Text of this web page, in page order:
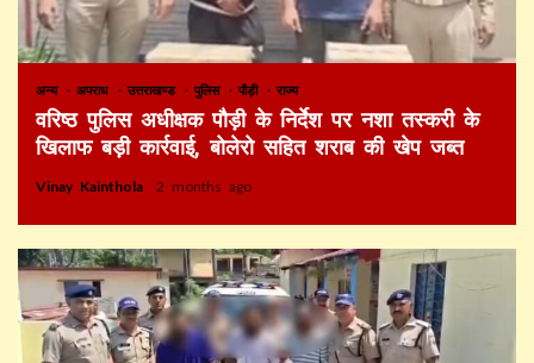
अन्य अपराध उत्तराखण्ड पुलिस पौड़ी राज्य
वरिष्ठ पुलिस अधीक्षक पौड़ी के निर्देश पर नशा तस्करी के
खिलाफ बड़ी कार्रवाई, बोलेरो सहित शराब की खेप जब्त
Vinay Kainthola 2 months ago